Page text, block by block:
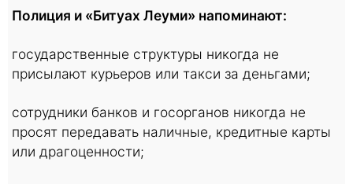
Полиция и «Битуах Леуми» напоминают:
государственные структуры никогда не
присылают курьеров или такси за деньгами;
сотрудники банков и госорганов никогда не
просят передавать наличные, кредитные карты
или драгоценности;